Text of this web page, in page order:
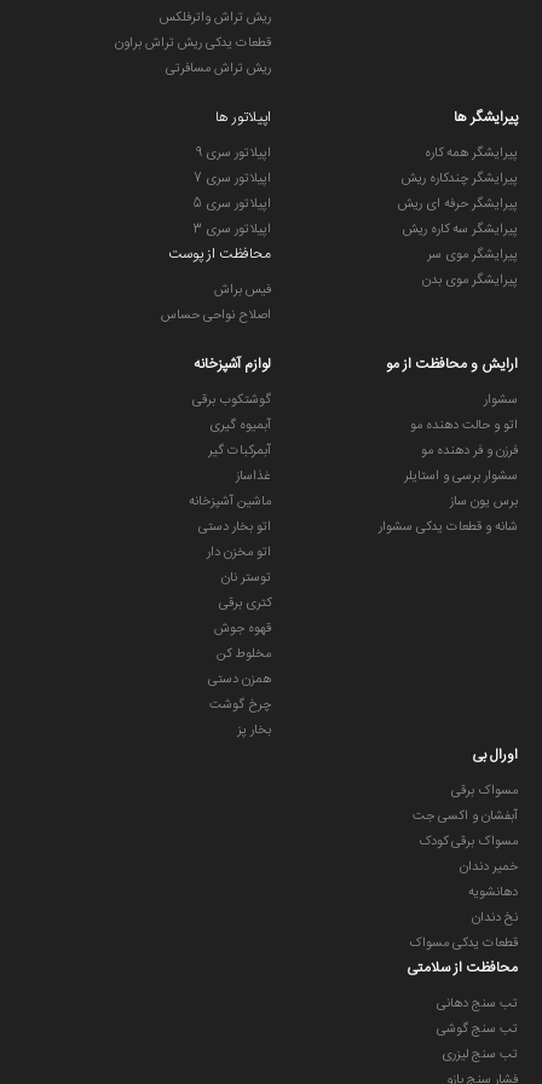
ریش تراش واترفلکس
قطعات یدکی ریش تراش براون
ریش تراش مسافرتی
پیرایشگر ها
پیرایشگر همه کاره
پیرایشگر چندکاره ریش
پیرایشگر حرفه ای ریش
پیرایشگر سه کاره ریش
پیرایشگر موی سر
پیرایشگر موی بدن
اپیلاتور ها
اپیلاتور سری 9
اپیلاتور سری 7
اپیلاتور سری 5
اپیلاتور سری 3
محافظت از پوست
فیس براش
اصلاح نواحی حساس
ارایش و محافظت از مو
سشوار
اتو و حالت دهنده مو
فرزن و فر دهنده مو
سشوار برسی و استایلر
برس یون ساز
شانه و قطعات یدکی سشوار
لوازم آشپزخانه
گوشتکوب برقی
آبمیوه گیری
آبمرکبات گیر
غذاساز
ماشین آشپزخانه
اتو بخار دستی
اتو مخزن دار
توستر نان
کتری برقی
قهوه جوش
مخلوط کن
همزن دستی
چرخ گوشت
بخار پز
اورال بی
مسواک برقی
آبفشان و اکسی جت
مسواک برقی کودک
خمیر دندان
دهانشویه
نخ دندان
قطعات یدکی مسواک
محافظت از سلامتی
تب سنج دهانی
تب سنج گوشی
تب سنج لیزری